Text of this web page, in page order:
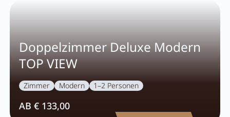
Doppelzimmer Deluxe Modern
TOP VIEW
Zimmer Modern 1–2 Personen
AB € 133,00